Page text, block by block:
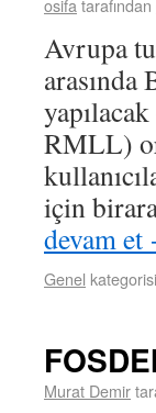
osifa tarafından
Avrupa
RMLL)
için
devam et
Genel
Murat Demir